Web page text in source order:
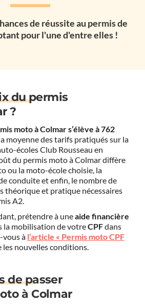
de réussite au permis de
pour l'une d'entre elles !
du permis
?
moto à Colmar s’élève à 762
moyenne des tarifs pratiqués sur la
écoles Club Rousseau en
du permis moto à Colmar diffère
ou la moto-école choisie, la
conduite et enfin, le nombre de
théorique et pratique nécessaires
A2.
prétendre à uneaide financière
la mobilisation de votreCPFdans
vous à l’article « Permis moto CPF
nouvelles conditions.
de passer
à Colmar